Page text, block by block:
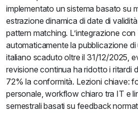
implementato un sistema basato su
estrazione dinamica di date di
pattern matching. L’integrazione
automaticamente la pubblicazione
italiano scaduto oltre il 31/12/2025,
revisione continua ha ridotto i ritardi
72% la conformità. Lezioni chiave:
personale, workflow chiaro tra IT e
semestrali basati su feedback